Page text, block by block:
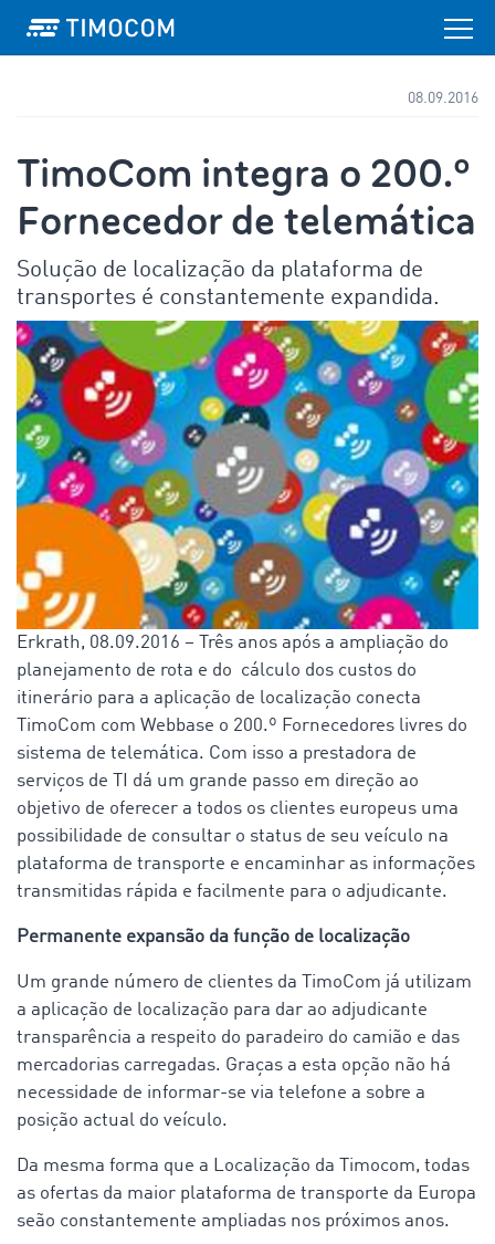
08.09.2016
TimoCom integra o 200.º
Fornecedor de telemática
Solução de localização da plataforma de
transportes é constantemente expandida.
Erkrath, 08.09.2016 – Três anos após a ampliação do
planejamento de rota e do cálculo dos custos do
itinerário para a aplicação de localização conecta
TimoCom com Webbase o 200.º Fornecedores livres do
sistema de telemática. Com isso a prestadora de
serviços de TI dá um grande passo em direção ao
objetivo de oferecer a todos os clientes europeus uma
possibilidade de consultar o status de seu veículo na
plataforma de transporte e encaminhar as informações
transmitidas rápida e facilmente para o adjudicante.
Permanente expansão da função de localização
Um grande número de clientes da TimoCom já utilizam
a aplicação de localização para dar ao adjudicante
transparência a respeito do paradeiro do camião e das
mercadorias carregadas. Graças a esta opção não há
necessidade de informar-se via telefone a sobre a
posição actual do veículo.
Da mesma forma que a Localização da Timocom, todas
as ofertas da maior plataforma de transporte da Europa
seão constantemente ampliadas nos próximos anos.